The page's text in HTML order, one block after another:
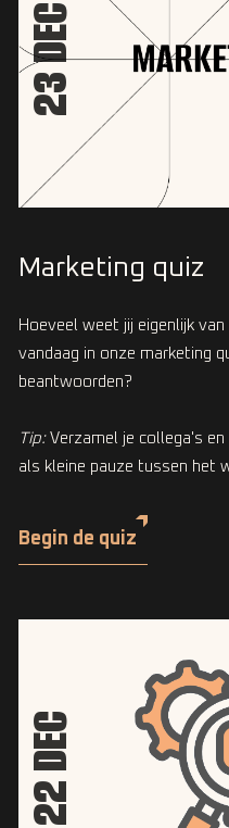
Marketing quiz
Hoeveel weet jij eigenlijk
vandaag in onze marketing
beantwoorden?
Tip:Verzamel je collega's en
als kleine pauze tussen het
Begin de quiz
23 DEC
22 DEC